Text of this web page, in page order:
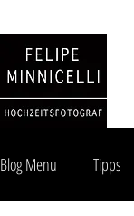
Blog Menu Tipps